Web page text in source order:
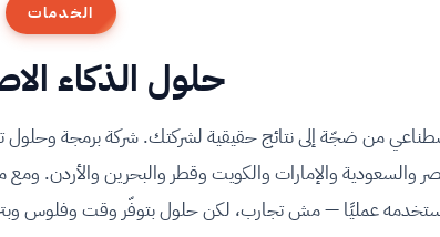
الخدمات
حلول الذكاء
في مصر والسعودية والإمارات والكويت وقطر والبحرين والأردن.
عمليًا — مش تجارب، لكن حلول بتوفّر وقت وفلوس